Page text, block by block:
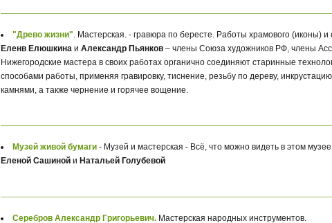
"Древо жизни". Мастерская. - гравюра по бересте. Работы храмового (иконы) и
Еленв Елюшкина и Александр Пьянков – члены Союза художников РФ, члены
Нижегородские мастера в своих работах органично соединяют старинные
способами работы, применяя гравировку, тиснение, резьбу по дереву,
камнями, а также чернение и горячее вощение.
Музей живой бумаги - Музей и мастерская - Всё, что можно видеть в этом
Еленой Сашиной и Натальей Голубевой
Серебров Александр Григорьевич. Мастерская народных инструментов.